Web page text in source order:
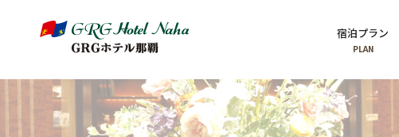
宿泊プラン
PLAN